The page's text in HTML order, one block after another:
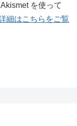
を使って
細はこちらをご覧